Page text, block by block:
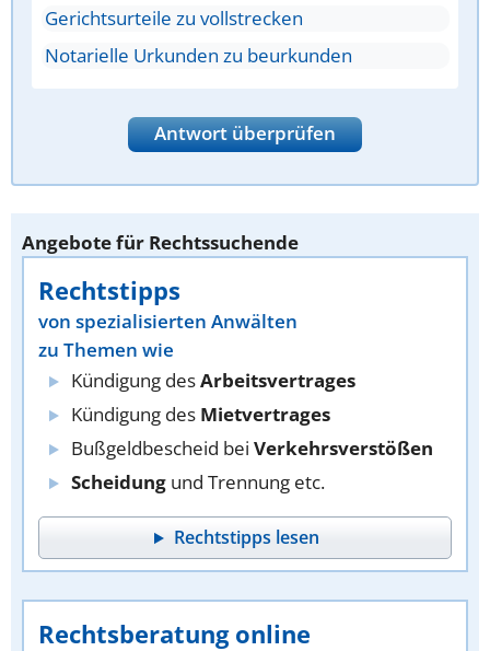
Gerichtsurteile zu vollstrecken
Notarielle Urkunden zu beurkunden
Antwort überprüfen
Angebote für Rechtssuchende
Rechtstipps
von spezialisierten Anwälten
zu Themen wie
Kündigung desArbeitsvertrages
Kündigung des Mietvertrages
Bußgeldbescheid bei Verkehrsverstößen
Scheidung und Trennung etc.
Rechtstipps lesen
Rechtsberatung online